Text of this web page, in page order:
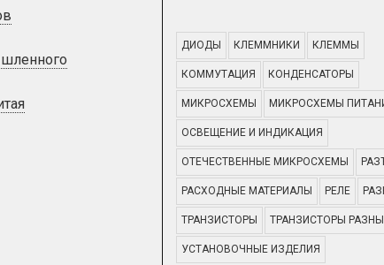
ДИОДЫ КЛЕММНИКИ КЛЕММЫ
КОММУТАЦИЯ КОНДЕНСАТОРЫ
МИКРОСХЕМЫ МИКРОСХЕМЫ
ОСВЕЩЕНИЕ И ИНДИКАЦИЯ
ОТЕЧЕСТВЕННЫЕ МИКРОСХЕМЫ
РАСХОДНЫЕ МАТЕРИАЛЫ РЕЛЕ
ТРАНЗИСТОРЫ ТРАНЗИСТОРЫ
УСТАНОВОЧНЫЕ ИЗДЕЛИЯ